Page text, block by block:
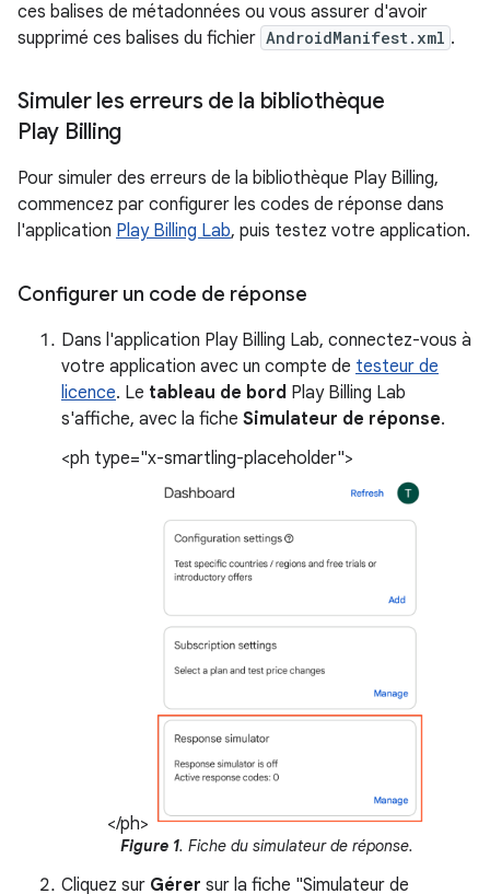
ces balises de métadonnées ou vous assurer d'avoir
supprimé ces balises du fichier AndroidManifest.xml .
Simuler les erreurs de la bibliothèque
Play Billing
Pour simuler des erreurs de la bibliothèque Play Billing,
commencez par configurer les codes de réponse dans
l'application Play Billing Lab, puis testez votre application.
Configurer un code de réponse
Dans l'application Play Billing Lab, connectez-vous à
votre application avec un compte de testeur de
licence. Le tableau de bord Play Billing Lab
s'affiche, avec la fiche Simulateur de réponse.
<ph type="x-smartling-placeholder">
</ph>
Figure 1. Fiche du simulateur de réponse.
Cliquez sur Gérer sur la fiche "Simulateur de